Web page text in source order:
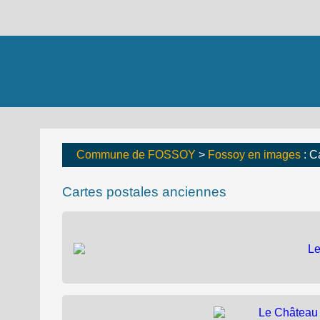
Commune de FOSSOY > Fossoy en images:
Cartes postales anciennes